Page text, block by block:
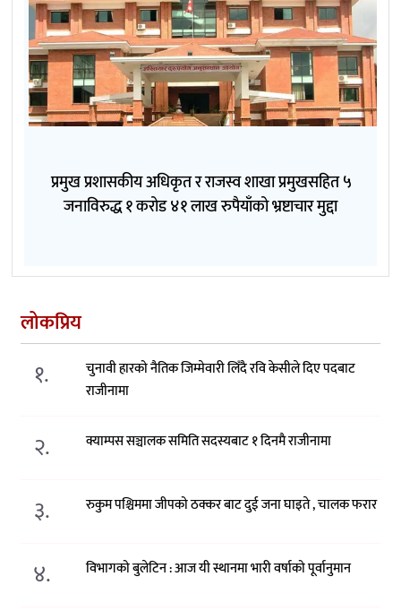
प्रमुख प्रशासकीय अधिकृत र राजस्व शाखा प्रमुखसहित ५
जनाविरुद्ध १ करोड ४१ लाख रुपैयाँको भ्रष्टाचार मुद्दा
लोकप्रिय
१.
चुनावी हारको नैतिक जिम्मेवारी लिँदै रवि केसीले दिए पदबाट
राजीनामा
२. क्याम्पस सञ्चालक समिति सदस्यबाट १ दिनमै राजीनामा
३. रुकुम पश्चिममा जीपको ठक्कर बाट दुई जना घाइते , चालक फरार
४. विभागको बुलेटिन : आज यी स्थानमा भारी वर्षाको पूर्वानुमान